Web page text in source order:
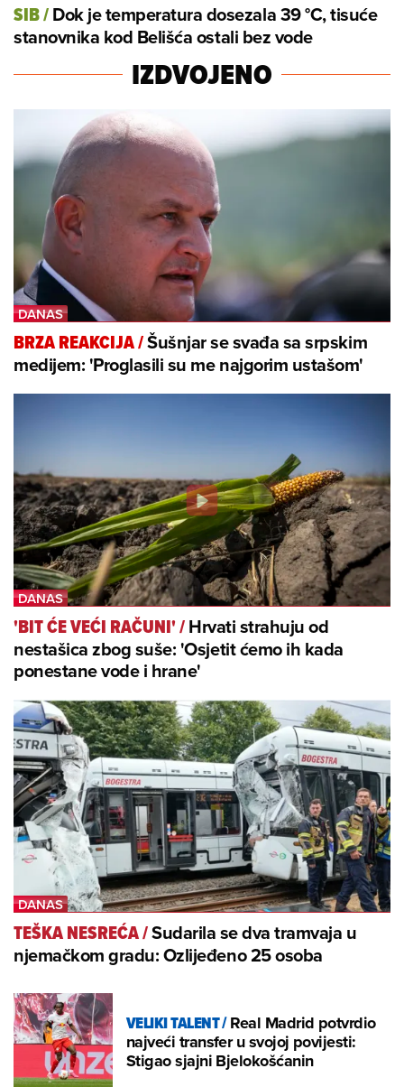
SIB/Dok je temperatura dosezala 39 °C, tisuće
stanovnika kod Belišća ostali bez vode
IZDVOJENO
BRZA REAKCIJA/Šušnjar se svađa sa srpskim
medijem: 'Proglasili su me najgorim ustašom'
'BIT ĆE VEĆI RAČUNI'/Hrvati strahuju od
nestašica zbog suše: 'Osjetit ćemo ih kada
ponestane vode i hrane'
TEŠKA NESREĆA/Sudarila se dva tramvaja u
njemačkom gradu: Ozlijeđeno 25 osoba
VELIKI TALENT/Real Madrid potvrdio
najveći transfer u svojoj povijesti:
Stigao sjajni Bjelokošćanin